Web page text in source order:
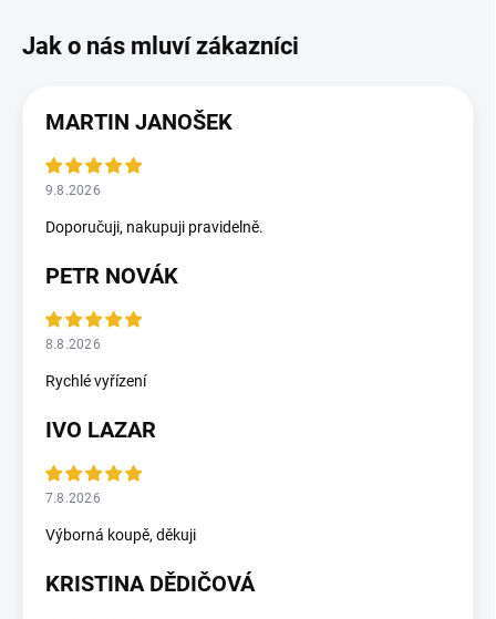
MARTIN JANOŠEK
9.8.2026
Doporučuji, nakupuji pravidelně.
PETR NOVÁK
8.8.2026
Rychlé vyřízení
IVO LAZAR
7.8.2026
Výborná koupě, děkuji
KRISTINA DĚDIČOVÁ